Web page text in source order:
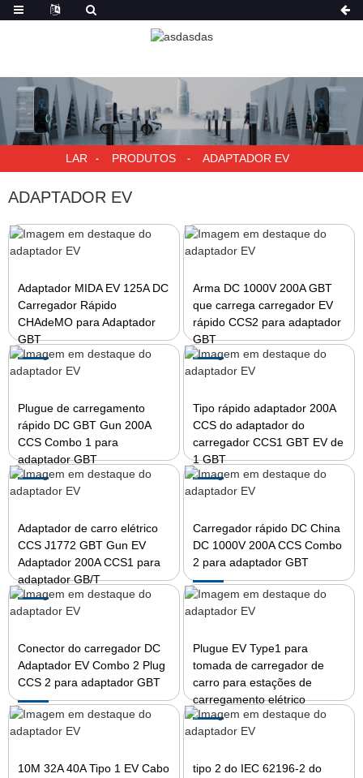
LAR PRODUTOS ADAPTADOR EV
ADAPTADOR EV
Adaptador MIDA EV 125A DC
Carregador Rápido
CHAdeMO para Adaptador
GBT
Arma DC 1000V 200A GBT
que carrega carregador EV
rápido CCS2 para adaptador
GBT
Plugue de carregamento
rápido DC GBT Gun 200A
CCS Combo 1 para
adaptador GBT
Tipo rápido adaptador 200A
CCS do adaptador do
carregador CCS1 GBT EV de
1 GBT
Adaptador de carro elétrico
CCS J1772 GBT Gun EV
Adaptador 200A CCS1 para
adaptador GB/T
Carregador rápido DC China
DC 1000V 200A CCS Combo
2 para adaptador GBT
Conector do carregador DC
Adaptador EV Combo 2 Plug
CCS 2 para adaptador GBT
Plugue EV Type1 para
tomada de carregador de
carro para estações de
carregamento elétrico
10M 32A 40A Tipo 1 EV Cabo
tipo 2 do IEC 62196-2 do